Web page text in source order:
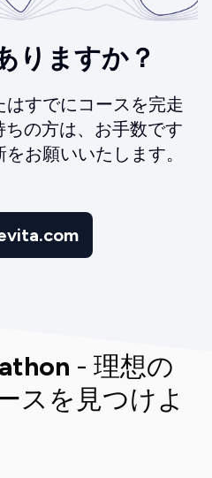
りますか？
すでにコースを完走
ちの方は、お手数です
お願いいたします。
- 理想の
スを見つけよ